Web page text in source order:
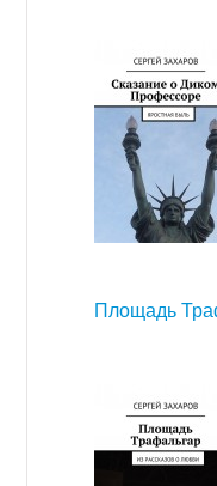
Площадь